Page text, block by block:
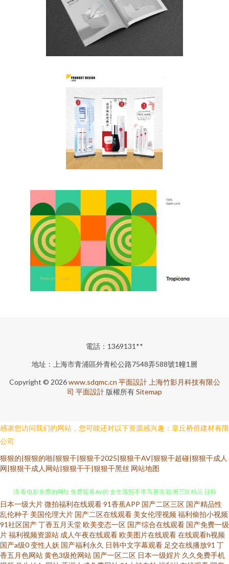
電話：1369131**
地址：上海市青浦區外青松公路7548弄588號1幢1層
Copyright © 2026www.sdqmc.cn 平面設計 上海竹影月科技有限公
司 平面設計 版權所有Sitemap
感谢您访问我们的网站，您可能还对以下资源感兴趣：章丘桥侨建材有限
公司
狠狠的|狠狠的啪|狠狠干|狠狠干2025|狠狠干AV|狠狠干超碰|狠狠干成人
网|狠狠干成人网站|狠狠干干|狠狠干黑丝 网站地图
老湿机网址 豆花观频在线观看 美女视频网站 欧美成人不卡 芒果在线观看高
清 看电影免费的网址 免费观看AV的 女生落照不带马赛克 欧洲三区精品 日韩
成人精品 亚洲国产成人精品综合99 91tv免费的视频 91免 成人97 国产成人精
日本一级大片微拍福利在线观看91香蕉APP 国产二区三区 国产精品性
乱伦种子 美国伦理大片 国产二区在线观看 美女伦理视频福利偷拍小视频
91社区国产丁香五月天堂欧美变态一区 国产综合在线观看 国产免费一级
片福利视频资源站 成人午夜在线观看欧美图片在线观看在线观看h视频
国产a级0变性人妖 国产福利永久 日韩中文字幕观看 足交在线播放91 丁
香五月色网站黄色3级抢网站 国产一区二区 日本一级婬片 久久免费手机